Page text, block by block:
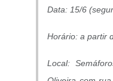
Data: 15/6
Horário: a partir
Local: